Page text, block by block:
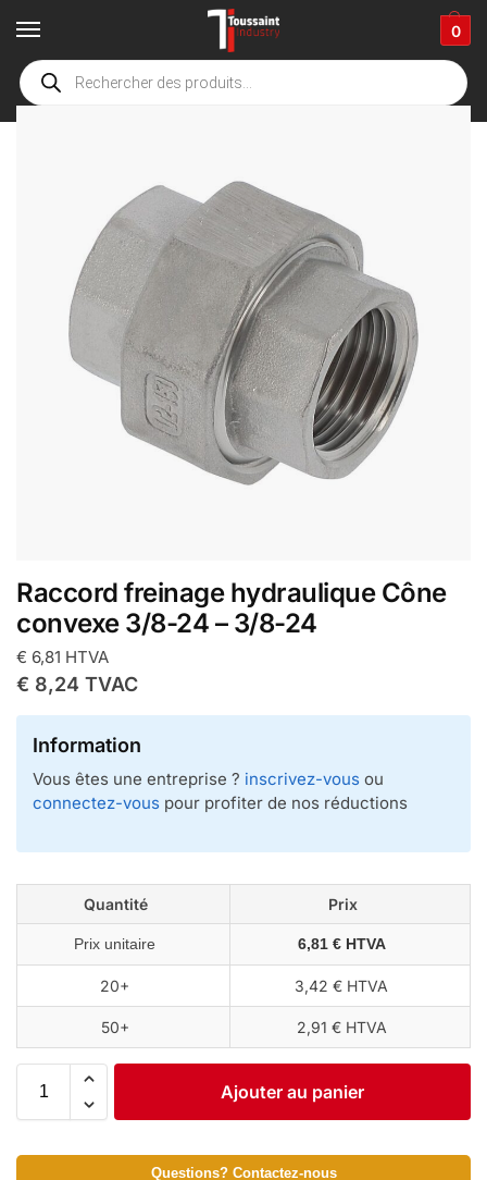
0
Accueil boutique / Connectiques et composants
Raccord freinage hydraulique Cône
convexe 3/8-24 – 3/8-24
€ 6,81 HTVA
€ 8,24 TVAC
Information
Vous êtes une entreprise ? inscrivez-vous ou
connectez-vous pour profiter de nos réductions
Quantité Prix
Prix unitaire 6,81 € HTVA
20+ 3,42 € HTVA
50+ 2,91 € HTVA
Ajouter au panier
Questions? Contactez-nous